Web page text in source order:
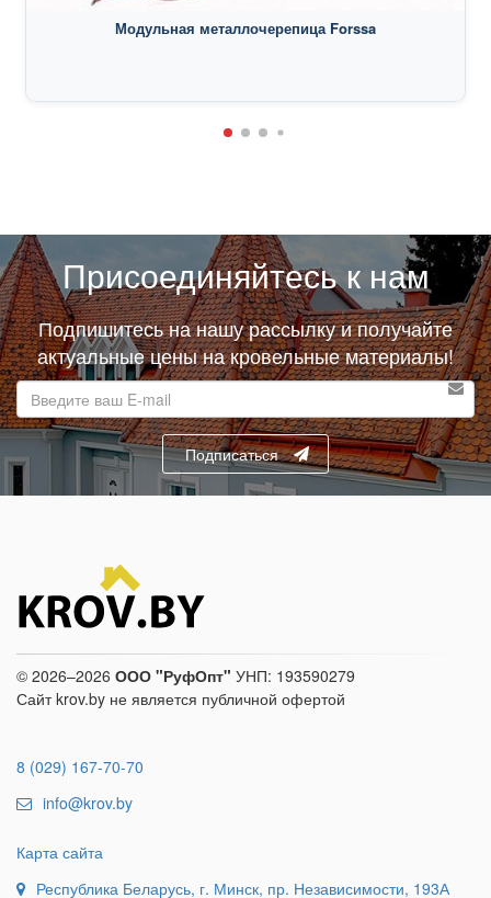
Модульная металлочерепица Forssa
Присоединяйтесь к нам
Подпишитесь на нашу рассылку и получайте
актуальные цены на кровельные материалы!
mail
адрес
Подписаться
© 2026–2026 ООО "РуфОпт" УНП: 193590279
Сайт krov.by не является публичной офертой
8 (029) 167-70-70
info@krov.by
Карта сайта
Республика Беларусь, г. Минск, пр. Независимости, 193А